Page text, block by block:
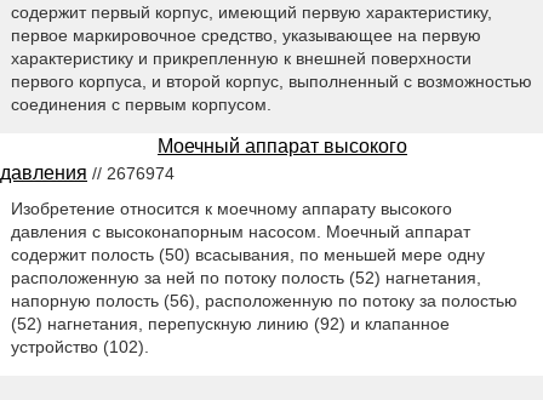
содержит первый корпус, имеющий первую характеристику,
первое маркировочное средство, указывающее на первую
характеристику и прикрепленную к внешней поверхности
первого корпуса, и второй корпус, выполненный с возможностью
соединения с первым корпусом.
Моечный аппарат высокого
давления // 2676974
Изобретение относится к моечному аппарату высокого
давления с высоконапорным насосом. Моечный аппарат
содержит полость (50) всасывания, по меньшей мере одну
расположенную за ней по потоку полость (52) нагнетания,
напорную полость (56), расположенную по потоку за полостью
(52) нагнетания, перепускную линию (92) и клапанное
устройство (102).